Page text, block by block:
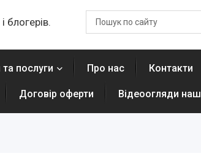
блогерів.
послуги Про нас Контакти
Договір оферти Відеоогляди